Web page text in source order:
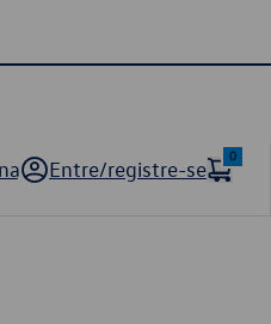
Entre/registre-se
0